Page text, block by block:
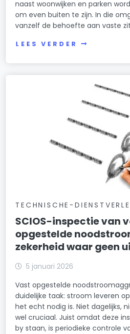
naast woonwijken en parken
om even buiten te zijn. In die
vanzelf de behoefte aan vaste
LEES VERDER
TECHNISCHE-
SCIOS-inspectie van
opgestelde
zekerheid waar geen
5 januari 2026
Vast opgestelde
duidelijke taak: stroom leveren
het echt nodig is. Niet dagelijks,
wel cruciaal. Juist omdat deze
by staan, is periodieke controle